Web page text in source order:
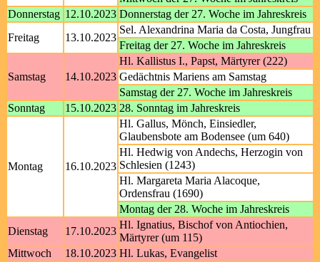
Donnerstag 12.10.2023 Donnerstag der 27. Woche im Jahreskreis
Freitag
13.10.2023
Sel. Alexandrina Maria da Costa, Jungfrau
Freitag der 27. Woche im Jahreskreis
Samstag 14.10.2023
Hl. Kallistus I., Papst, Märtyrer (222)
Gedächtnis Mariens am Samstag
Samstag der 27. Woche im Jahreskreis
Sonntag
15.10.2023 28. Sonntag im Jahreskreis
Montag 16.10.2023
Hl. Gallus, Mönch, Einsiedler,
Glaubensbote am Bodensee (um 640)
Hl. Hedwig von Andechs, Herzogin von
Schlesien (1243)
Hl. Margareta Maria Alacoque,
Ordensfrau (1690)
Montag der 28. Woche im Jahreskreis
Dienstag
17.10.2023
Hl. Ignatius, Bischof von Antiochien,
Märtyrer (um 115)
Mittwoch
18.10.2023 Hl. Lukas, Evangelist